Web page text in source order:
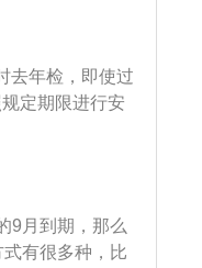
车辆是否存在
器、停车标
去年检，即使过
定期限进行安
。 具有下列情
技术改造未办
；不按照规定
9月到期，那么
有很多种，比